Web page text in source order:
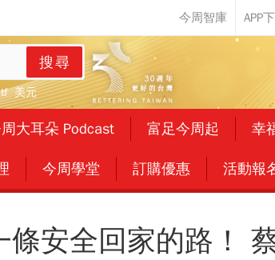
搜尋
美元
大耳朵 Podcast 富足今周起 幸
今周學堂 訂購優惠 活動報
條安全回家的路！